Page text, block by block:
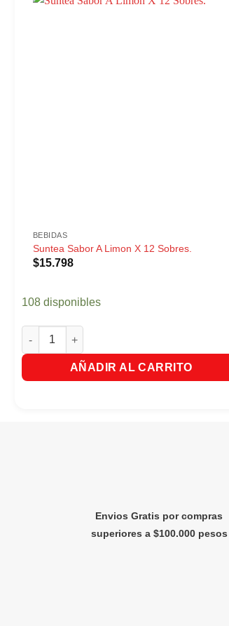
BEBIDAS
Suntea Sabor A Limon X 12 Sobres.
$15.798
108 disponibles
Suntea Sabor A Limon X 12 Sobres. cantidad
AÑADIR AL CARRITO
Envios Gratis por compras
superiores a $100.000 pesos